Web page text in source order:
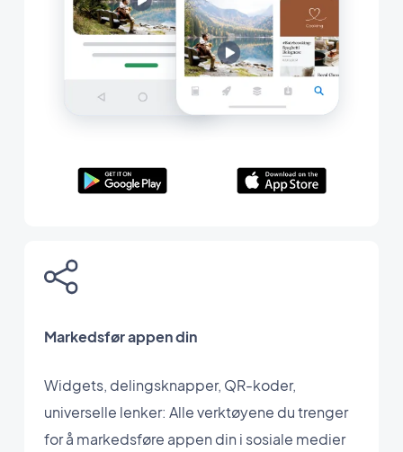
Markedsfør appen din
Widgets, delingsknapper, QR-koder,
universelle lenker: Alle verktøyene du trenger
for å markedsføre appen din i sosiale medier